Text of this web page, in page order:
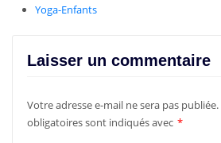
Yoga-Enfants
Laisser un commentaire
Votre adresse e-mail ne sera pas publiée.
obligatoires sont indiqués avec *